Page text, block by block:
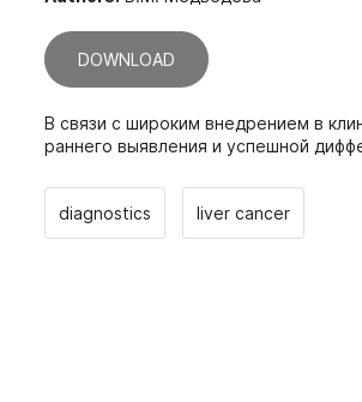
DOWNLOAD
В связи с широким внедрением в
раннего выявления и успешной
diagnostics liver cancer